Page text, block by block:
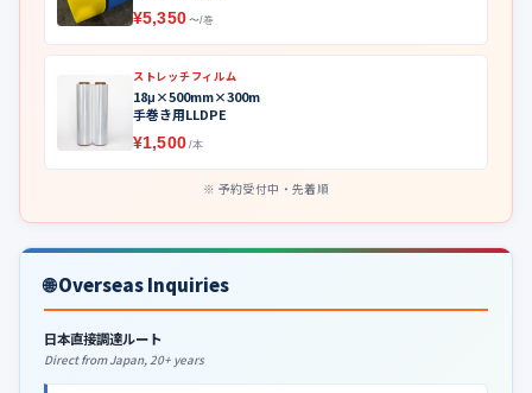
¥5,350 〜/巻
ストレッチフィルム
18μ×500mm×300m
手巻き用LLDPE
¥1,500 /本
予約受付中・先着順
🌐 Overseas Inquiries
日本直接調達ルート
Direct from Japan, 20+ years